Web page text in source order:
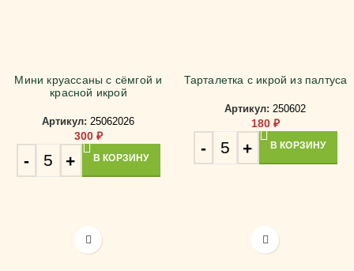
Мини круассаны с сёмгой и
красной икрой
Артикул:25062026
300 ₽
В КОРЗИНУ
Тарталетка с икрой из палтуса
Артикул:250602
180 ₽
В КОРЗИНУ